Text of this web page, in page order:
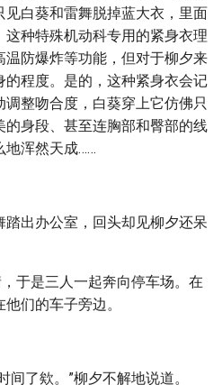
白葵和雷舞脱掉蓝大衣，里面
种特殊机动科专用的紧身衣理
防爆炸等功能，但对于柳夕来
程度。是的，这种紧身衣会记
整吻合度，白葵穿上它仿佛只
身段、甚至连胸部和臀部的线
地浑然天成……
出办公室，回头却见柳夕还呆
于是三人一起奔向停车场。在
们的车子旁边。
间了欸。”柳夕不解地说道。